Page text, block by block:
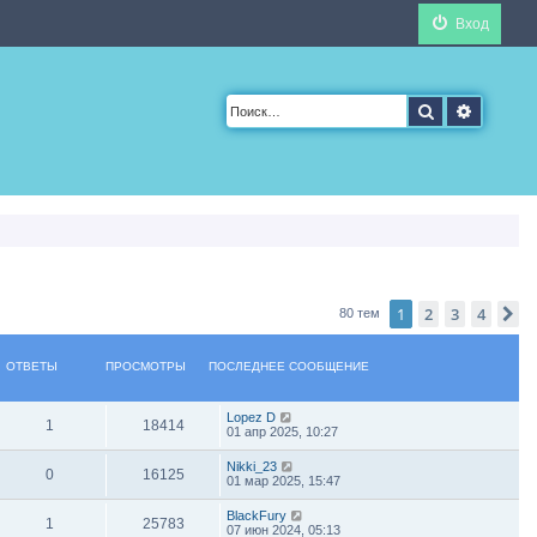
Вход
Поиск
80 тем 1 2 3 4
ОТВЕТЫ ПРОСМОТРЫ ПОСЛЕДНЕЕ СООБЩЕНИЕ
1 18414
Lopez D
01 апр 2025, 10:27
0 16125
Nikki_23
01 мар 2025, 15:47
1 25783
BlackFury
07 июн 2024, 05:13